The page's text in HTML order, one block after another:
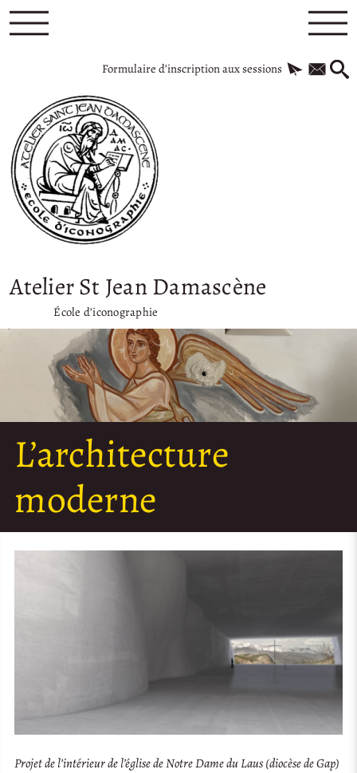
Formulaire d’inscription aux sessions
Atelier St Jean Damascène
École d’iconographie
L’architecture
moderne
Projet de l’intérieur de l’église de Notre Dame du Laus (diocèse de Gap)